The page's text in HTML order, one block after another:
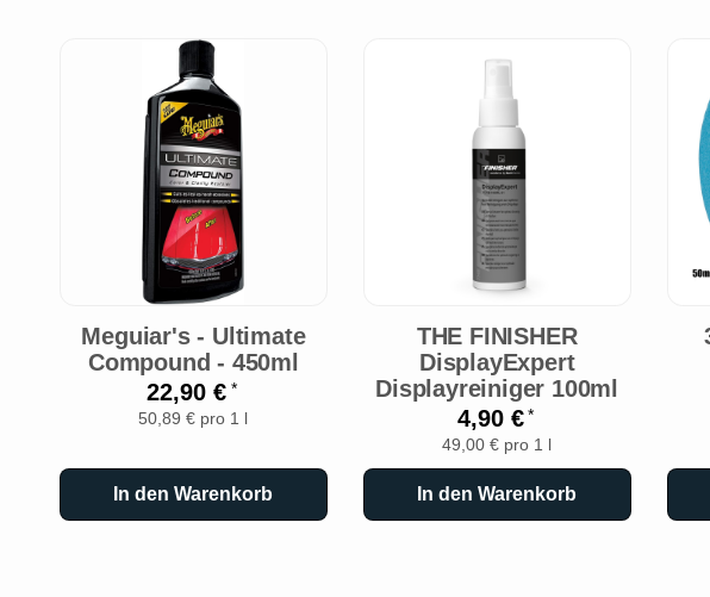
Meguiar's - Ultimate
Compound - 450ml
22,90 €*
50,89 € pro 1 l
In den Warenkorb
THE FINISHER
DisplayExpert
Displayreiniger 100ml
4,90 €*
49,00 € pro 1 l
In den Warenkorb